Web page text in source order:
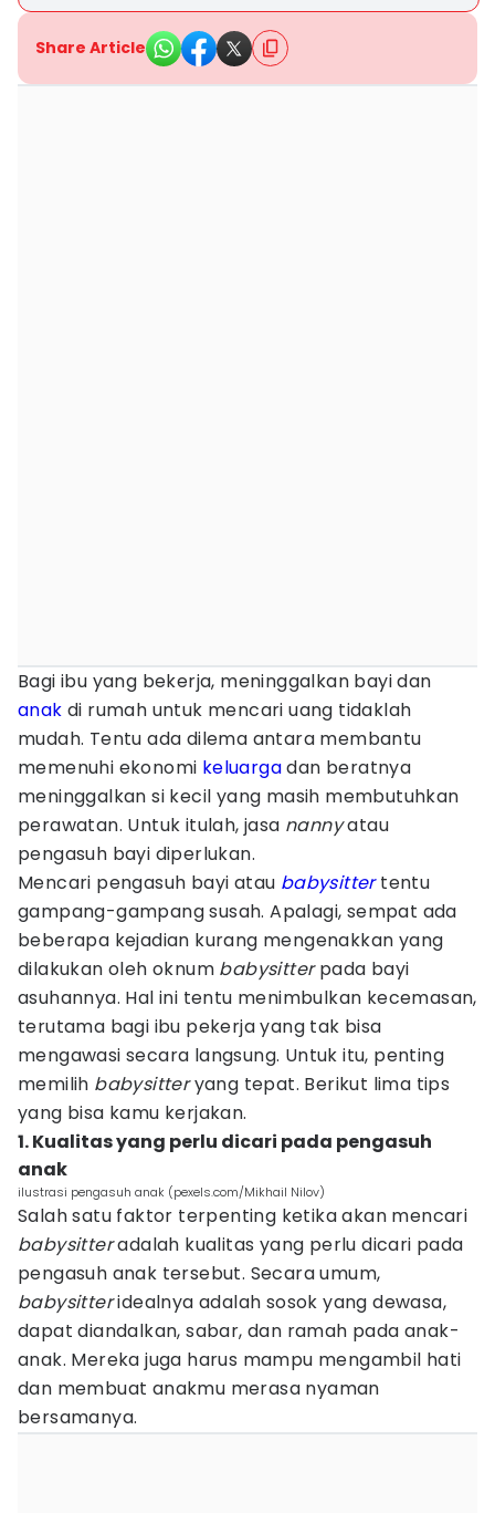
Share Article
Bagi ibu yang bekerja, meninggalkan bayi dan
anak di rumah untuk mencari uang tidaklah
mudah. Tentu ada dilema antara membantu
memenuhi ekonomi keluargadan beratnya
meninggalkan si kecil yang masih membutuhkan
perawatan. Untuk itulah, jasa nannyatau
pengasuh bayi diperlukan.
Mencari pengasuh bayi atau babysitter tentu
gampang-gampang susah. Apalagi, sempat ada
beberapa kejadian kurang mengenakkan yang
dilakukan oleh oknum babysitterpada bayi
asuhannya. Hal ini tentu menimbulkan kecemasan,
terutama bagi ibu pekerja yang tak bisa
mengawasi secara langsung. Untuk itu, penting
memilih babysitteryang tepat. Berikut lima tips
yang bisa kamu kerjakan.
1. Kualitas yang perlu dicari pada pengasuh
anak
ilustrasi pengasuh anak (pexels.com/Mikhail Nilov)
Salah satu faktor terpenting ketika akan mencari
babysitteradalah kualitas yang perlu dicari pada
pengasuh anak tersebut. Secara umum,
babysitteridealnya adalah sosok yang dewasa,
dapat diandalkan, sabar, dan ramah pada anak-
anak. Mereka juga harus mampu mengambil hati
dan membuat anakmu merasa nyaman
bersamanya.